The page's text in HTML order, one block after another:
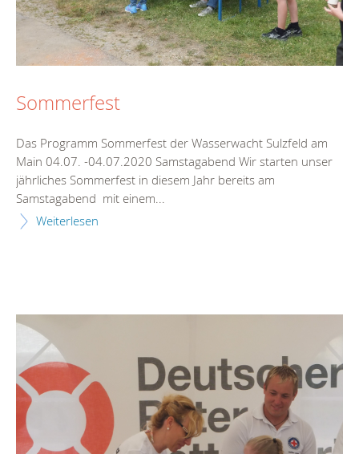
Sommerfest
Das Programm Sommerfest der Wasserwacht Sulzfeld am
Main 04.07. -04.07.2020 Samstagabend Wir starten unser
jährliches Sommerfest in diesem Jahr bereits am
Samstagabend mit einem...
Weiterlesen